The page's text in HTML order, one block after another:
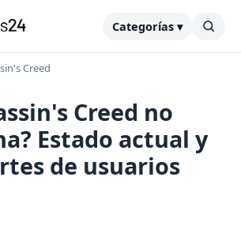
Categorías ▾
Creed
Creed no
Estado actual y
de usuarios